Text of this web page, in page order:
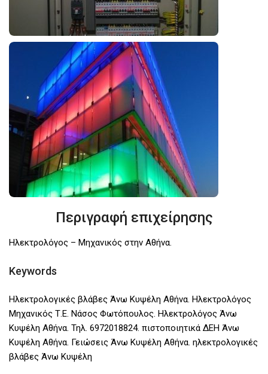
Περιγραφή επιχείρησης
Ηλεκτρολόγος – Μηχανικός στην Αθήνα.
Keywords
Ηλεκτρολογικές βλάβες Άνω Κυψέλη Αθήνα. Ηλεκτρολόγος
Μηχανικός Τ.Ε. Νάσος Φωτόπουλος. Ηλεκτρολόγος Άνω
Κυψέλη Αθήνα. Τηλ. 6972018824. πιστοποιητικά ΔΕΗ Άνω
Κυψέλη Αθήνα. Γειώσεις Άνω Κυψέλη Αθήνα. ηλεκτρολογικές
βλάβες Άνω Κυψέλη